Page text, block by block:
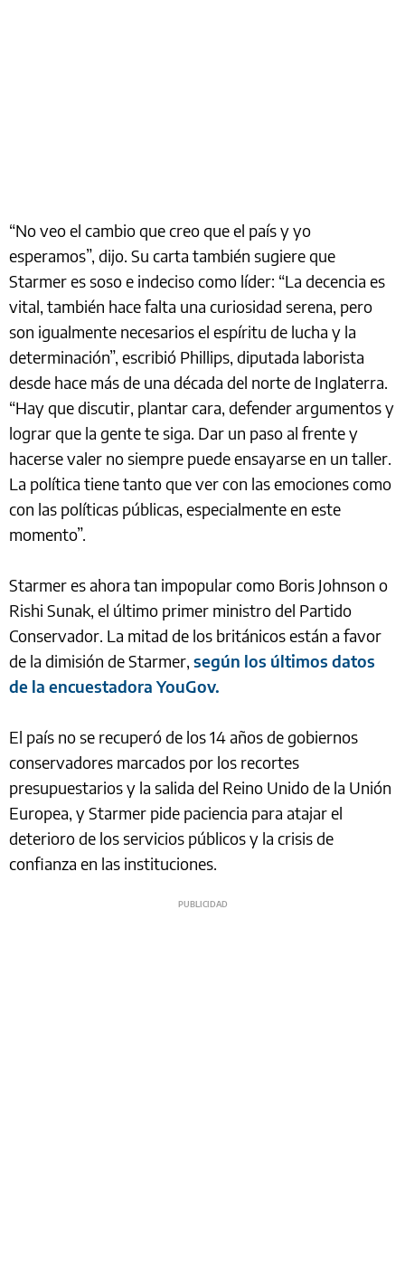
“No veo el cambio que creo que el país y yo
esperamos”, dijo. Su carta también sugiere que
Starmer es soso e indeciso como líder: “La decencia es
vital, también hace falta una curiosidad serena, pero
son igualmente necesarios el espíritu de lucha y la
determinación”, escribió Phillips, diputada laborista
desde hace más de una década del norte de Inglaterra.
“Hay que discutir, plantar cara, defender argumentos y
lograr que la gente te siga. Dar un paso al frente y
hacerse valer no siempre puede ensayarse en un taller.
La política tiene tanto que ver con las emociones como
con las políticas públicas, especialmente en este
momento”.
Starmer es ahora tan impopular como Boris Johnson o
Rishi Sunak, el último primer ministro del Partido
Conservador. La mitad de los británicos están a favor
de la dimisión de Starmer, según los últimos datos
de la encuestadora YouGov.
El país no se recuperó de los 14 años de gobiernos
conservadores marcados por los recortes
presupuestarios y la salida del Reino Unido de la Unión
Europea, y Starmer pide paciencia para atajar el
deterioro de los servicios públicos y la crisis de
confianza en las instituciones.